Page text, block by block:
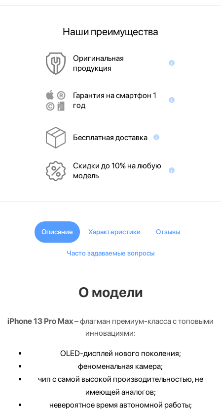
Наши преимущества
Оригинальная
продукция
Гарантия на смартфон 1
год
Бесплатная доставка
Скидки до 10% на любую
модель
Описание Характеристики Отзывы
Часто задаваемые вопросы
О модели
iPhone 13 Pro Max– флагман премиум-класса с топовыми
инновациями:
OLED-дисплей нового поколения;
феноменальная камера;
чип с самой высокой производительностью, не
имеющей аналогов;
невероятное время автономной работы;